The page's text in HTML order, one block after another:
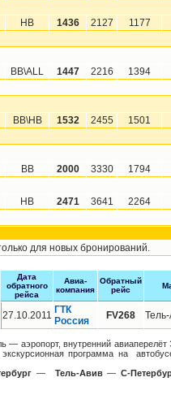
HB 1436 2127 1177
BB\ALL 1447 2216 1394
BB\HB 1532 2455 1501
BB 2000 3330 1794
HB 2471 3641 2264
для новых бронирований.
Дата
обратного
рейса
Авиа-
компания
Обратный
рейс
27.10.2011 ГТК
Россия
FV268
— аэропорт, внутренний
программа на
— Тель-Авив—С-